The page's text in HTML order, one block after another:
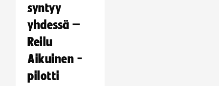
syntyy
yhdessä –
Reilu
Aikuinen -
pilotti